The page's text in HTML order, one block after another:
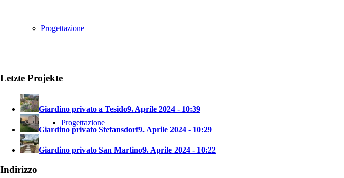
Progettazione
Progettazione
Letzte Projekte
Giardino privato a Tesido9. Aprile 2024 - 10:39
Giardino privato Stefansdorf9. Aprile 2024 - 10:29
Giardino privato San Martino9. Aprile 2024 - 10:22
Indirizzo